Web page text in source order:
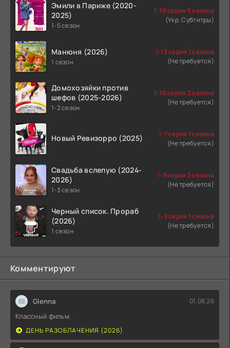
Эмили в Париже (2020-
2025)
1-5 сезон
1-10 серия 5 сезона
(Укр. Субтитры)
Манюня (2026)
1 сезон
1-13 серия 1 сезона
(Не требуется)
Домохозяйки против
шефов (2025-2026)
1-2 сезон
1-10 серия 2 сезона
(Не требуется)
Новый Ревизорро (2025)
1-7 серия 1 сезона
(Не требуется)
Свадьба вслепую (2024-
2026)
1-3 сезон
1-9 серия 3 сезона
(Не требуется)
Черный список. Прораб
(2026)
1 сезон
1-3 серия 1 сезона
(Не требуется)
Комментируют
Glenna 01.08.26
Классный фильм.
ДЕНЬ РАЗОБЛАЧЕНИЯ (2026)